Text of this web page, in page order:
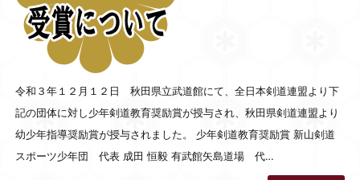
令和３年１２月１２日 秋田県立武道館にて、全日本剣道連盟より下
記の団体に対し少年剣道教育奨励賞が授与され、秋田県剣道連盟より
幼少年指導奨励賞が授与されました。 少年剣道教育奨励賞 新山剣道
スポーツ少年団 代表 成田 恒毅 有武館矢島道場 代…